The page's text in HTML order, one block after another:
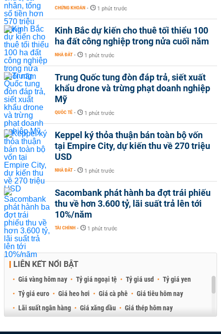
CHỨNG KHOÁN - 1 phút trước
Kinh Bắc dự kiến cho thuê tối thiểu 100
ha đất công nghiệp trong nửa cuối năm
NHÀ ĐẤT - 1 phút trước
Trung Quốc tung đòn đáp trả, siết xuất
khẩu drone và trừng phạt doanh nghiệp
Mỹ
QUỐC TẾ - 1 phút trước
Keppel ký thỏa thuận bán toàn bộ vốn
tại Empire City, dự kiến thu về 270 triệu
USD
NHÀ ĐẤT - 1 phút trước
Sacombank phát hành ba đợt trái phiếu
thu về hơn 3.600 tỷ, lãi suất trả lên tới
10%/năm
TÀI CHÍNH - 1 phút trước
LIÊN KẾT NỔI BẬT
Giá vàng hôm nay Tỷ giá ngoại tệ Tỷ giá usd
Tỷ giá yen
Tỷ giá euro
Giá heo hơi Giá cà phê
Giá tiêu hôm nay
Lãi suất ngân hàng
Giá xăng dầu
Giá thép hôm nay